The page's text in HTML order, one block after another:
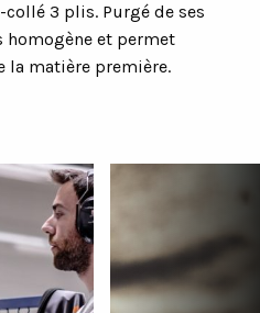
3 plis. Purgé de ses
et permet
la matière première.